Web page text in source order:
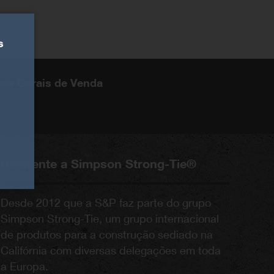
Gerais de Venda
Referente a Simpson Strong-Tie®
Desde 2012 que a S&P faz parte do grupo
Simpson Strong-Tie, um grupo internacional
de produtos para a construção sediado na
Califórnia com diversas delegações em toda
a Europa.